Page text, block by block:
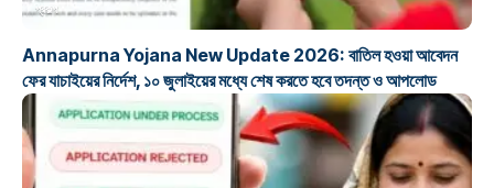
প্রকল্প
Annapurna Yojana New Update 2026: বাতিল হওয়া আবেদন
ফের যাচাইয়ের নির্দেশ, ১০ জুলাইয়ের মধ্যে শেষ করতে হবে তদন্ত ও আপলোড